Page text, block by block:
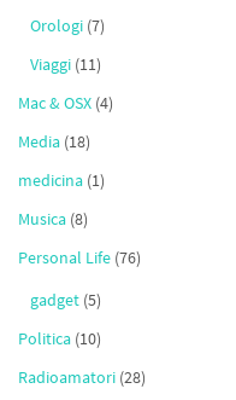
Orologi (7)
Viaggi (11)
Mac & OSX (4)
Media (18)
medicina (1)
Musica (8)
Personal Life (76)
gadget (5)
Politica (10)
Radioamatori (28)